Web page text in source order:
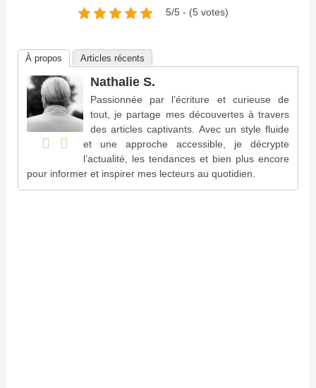
5/5 - (5 votes)
À propos Articles récents
Nathalie S.
Passionnée par l’écriture et curieuse de
tout, je partage mes découvertes à travers
des articles captivants. Avec un style fluide
et une approche accessible, je décrypte
l’actualité, les tendances et bien plus encore
pour informer et inspirer mes lecteurs au quotidien.